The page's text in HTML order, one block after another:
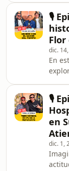
+30
de
real:
🎙️
Flor
dic.
En
de
años
la
el
🎙️
en
dic. 1,